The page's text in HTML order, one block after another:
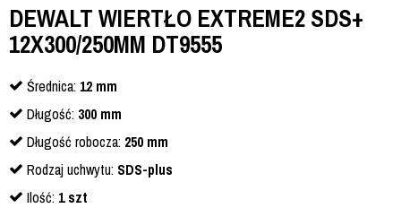
DEWALT WIERTŁO EXTREME2 SDS+
12X300/250MM DT9555
Średnica: 12 mm
Długość: 300 mm
Długość robocza: 250 mm
Rodzaj uchwytu: SDS-plus
Ilość: 1 szt